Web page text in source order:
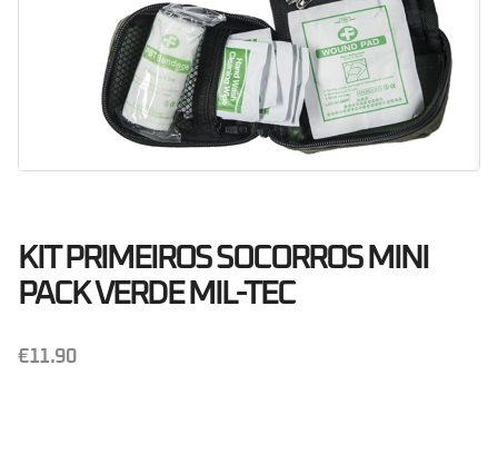
KIT PRIMEIROS SOCORROS MINI
PACK VERDE MIL-TEC
€11.90